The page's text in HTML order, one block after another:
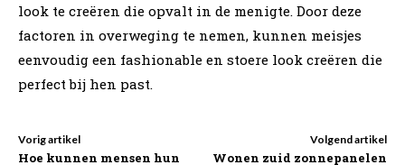
look te creëren die opvalt in de menigte. Door deze
factoren in overweging te nemen, kunnen meisjes
eenvoudig een fashionable en stoere look creëren die
perfect bij hen past.
Vorig artikel
Hoe kunnen mensen hun
Volgend artikel
Wonen zuid zonnepanelen